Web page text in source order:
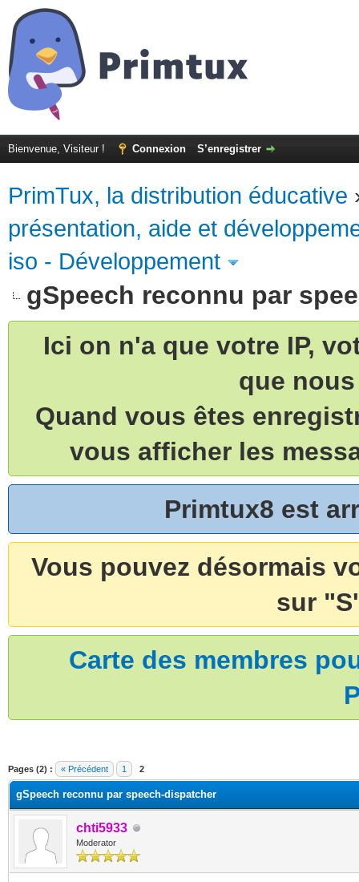
Bienvenue, Visiteur ! Connexion S’enregistrer
PrimTux, la distribution éducative
présentation, aide et
iso - Développement
gSpeech reconnu par
Ici on n'a que votre IP,
que
Quand vous êtes
vous afficher les
Primtux8 est
Vous pouvez désormais
sur
Carte des membres
Pages (2) : « Précédent 1 2
gSpeech reconnu par speech-dispatcher
chti5933
Moderator